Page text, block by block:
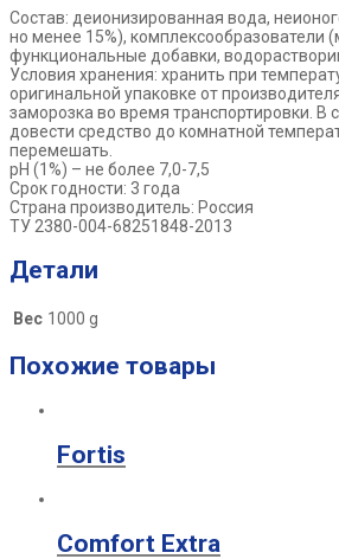
Состав: деионизированная вода,
но менее 15%), комплексообразователи
функциональные добавки,
Условия хранения: хранить при
оригинальной упаковке от
заморозка во время транспортировки. В
довести средство до комнатной
перемешать.
рН (1%) – не более 7,0-7,5
Срок годности: 3 года
Страна производитель: Россия
ТУ 2380-004-68251848-2013
Детали
Вес 1000 g
Похожие товары
Fortis
Comfort Extra